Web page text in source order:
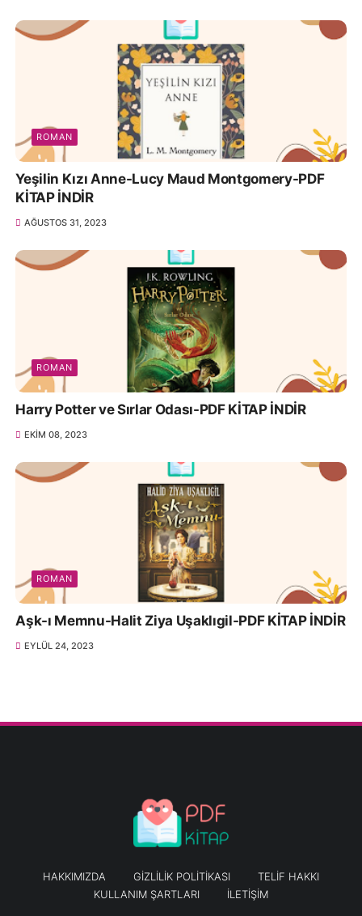
ROMAN
Yeşilin Kızı Anne-Lucy Maud Montgomery-PDF
KİTAP İNDİR
AĞUSTOS 31, 2023
ROMAN
Harry Potter ve Sırlar Odası-PDF KİTAP İNDİR
EKIM 08, 2023
ROMAN
Aşk-ı Memnu-Halit Ziya Uşaklıgil-PDF KİTAP İNDİR
EYLÜL 24, 2023
HAKKIMIZDA GIZLILIK POLITIKASI
TELIF HAKKI
KULLANIM ŞARTLARI
İLETIŞIM